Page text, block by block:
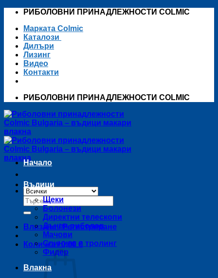
Skip
content
РИБОЛОВНИ ПРИНАДЛЕЖНОСТИ COLMIC
Марката Colmic
Каталози
Дилъри
Лизинг
Видео
Контакти
РИБОЛОВНИ ПРИНАДЛЕЖНОСТИ COLMIC
Търсене
за:
Влизане / Регистриране
Количка /0,00 €
Начало
Въдици
Щеки
Болонези
Директни телескопи
Дънен риболов
Мачови
Спининг и тролинг
Фидер
Влакна